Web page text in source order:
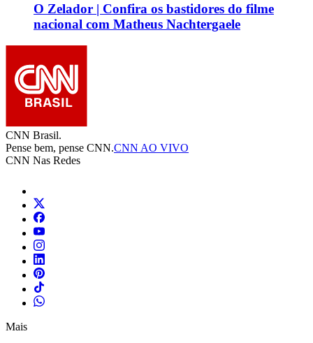
O Zelador | Confira os bastidores do filme
nacional com Matheus Nachtergaele
CNN Brasil.
Pense bem, pense CNN.CNN AO VIVO
CNN Nas Redes
Mais